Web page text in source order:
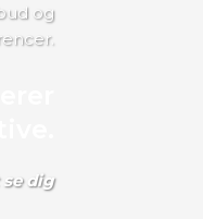
og
dig